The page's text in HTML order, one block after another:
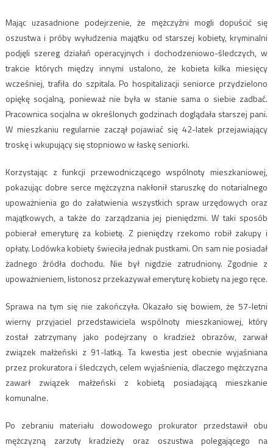
Mając uzasadnione podejrzenie, że mężczyźni mogli dopuścić się
oszustwa i próby wyłudzenia majątku od starszej kobiety, kryminalni
podjęli szereg działań operacyjnych i dochodzeniowo-śledczych, w
trakcie których między innymi ustalono, że kobieta kilka miesięcy
wcześniej, trafiła do szpitala. Po hospitalizacji seniorce przydzielono
opiękę socjalną, ponieważ nie była w stanie sama o siebie zadbać.
Pracownica socjalna w określonych godzinach doglądała starszej pani.
W mieszkaniu regularnie zaczął pojawiać się 42-latek przejawiający
troskę i wkupujący się stopniowo w łaskę seniorki.
Korzystając z funkcji przewodniczącego wspólnoty mieszkaniowej,
pokazując dobre serce mężczyzna nakłonił staruszkę do notarialnego
upoważnienia go do załatwienia wszystkich spraw urzędowych oraz
majątkowych, a także do zarządzania jej pieniędzmi. W taki sposób
pobierał emeryturę za kobietę. Z pieniędzy rzekomo robił zakupy i
opłaty. Lodówka kobiety świeciła jednak pustkami. On sam nie posiadał
żadnego źródła dochodu. Nie był nigdzie zatrudniony. Zgodnie z
upoważnieniem, listonosz przekazywał emeryturę kobiety na jego ręce.
Sprawa na tym się nie zakończyła. Okazało się bowiem, że 57-letni
wierny przyjaciel przedstawiciela wspólnoty mieszkaniowej, który
został zatrzymany jako podejrzany o kradzież obrazów, zarwał
związek małżeński z 91-latką. Ta kwestia jest obecnie wyjaśniana
przez prokuratora i śledczych, celem wyjaśnienia, dlaczego mężczyzna
zawarł związek małżeński z kobietą posiadającą mieszkanie
komunalne.
Po zebraniu materiału dowodowego prokurator przedstawił obu
mężczyzną zarzuty kradzieży oraz oszustwa polegającego na